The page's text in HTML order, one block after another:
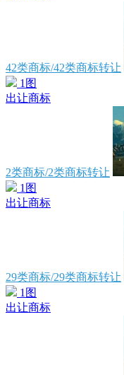
42类商标/42类商标转让
1图
出让商标
2类商标/2类商标转让
1图
出让商标
29类商标/29类商标转让
1图
出让商标